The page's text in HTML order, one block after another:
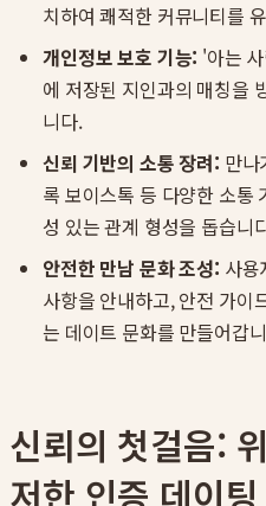
치하여 쾌적한 커뮤니티를
개인정보 보호 기능: '아는
에 저장된 지인과의 매칭을
니다.
신뢰 기반의 소통 장려: 만나
록 보이스톡 등 다양한 소통
성 있는 관계 형성을 돕습니
안전한 만남 문화 조성: 사용
사항을 안내하고, 안전 가이
는 데이트 문화를 만들어갑
신뢰의 첫걸음:
저한 인증 데이